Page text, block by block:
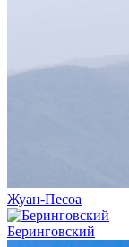
Жуан-Песоа
Беринговский